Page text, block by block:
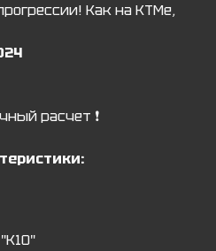
Как на КТМе,
расчет ❗️